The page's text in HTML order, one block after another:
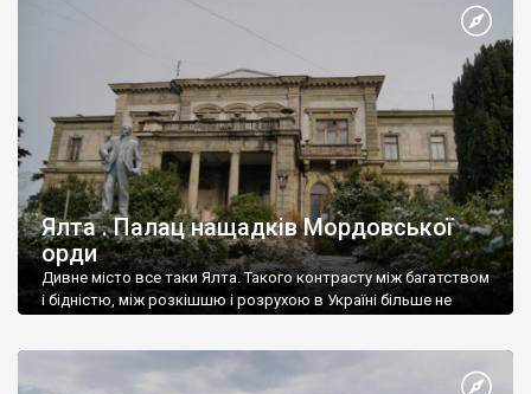
Ялта . Палац нащадків Мордовської
орди
Дивне місто все таки Ялта. Такого контрасту між багатством
і бідністю, між розкішшю і розрухою в Україні більше не